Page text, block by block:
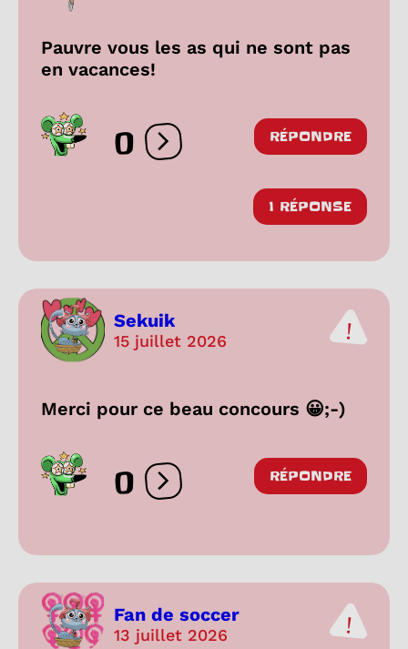
Pauvre vous les as qui ne sont pas
en vacances!
0 Ouvrir les réactions
RÉPONDRE
1 RÉPONSE
Sekuik
15 juillet 2026
Merci pour ce beau concours 😀;-)
0 Ouvrir les réactions
RÉPONDRE
Fan de soccer
13 juillet 2026